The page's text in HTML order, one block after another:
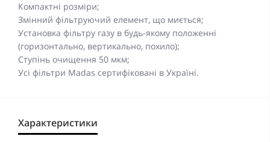
Компактні розміри;
Змінний фільтруючий елемент, що миється;
Установка фільтру газу в будь-якому положенні
(горизонтально, вертикально, похило);
Ступінь очищення 50 мкм;
Усі фільтри Madas сертифіковані в Україні.
Характеристики